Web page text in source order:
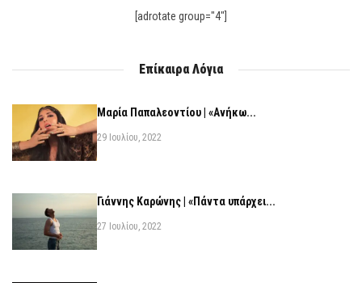
[adrotate group="4"]
Επίκαιρα Λόγια
Μαρία Παπαλεοντίου | «Ανήκω...
29 Ιουλίου, 2022
Γιάννης Καρώνης | «Πάντα υπάρχει...
27 Ιουλίου, 2022